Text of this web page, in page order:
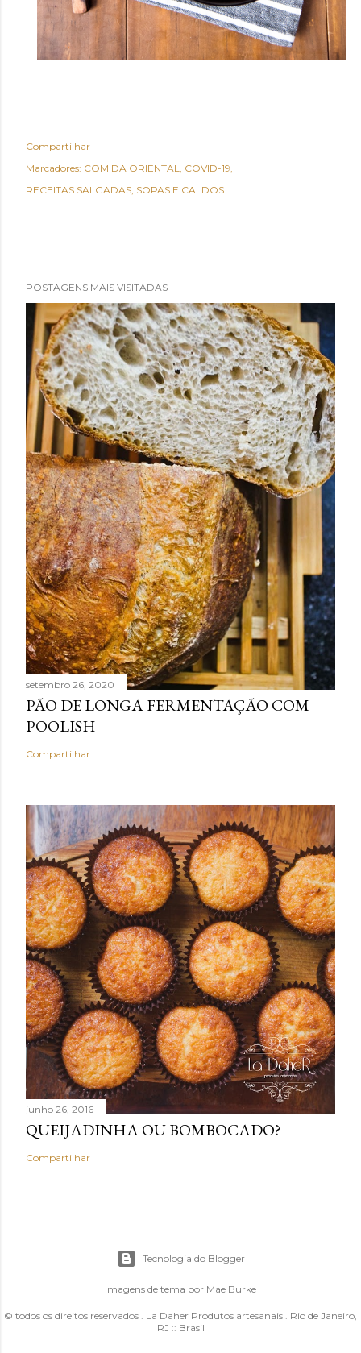
Compartilhar
Marcadores: COMIDA ORIENTAL COVID-19
RECEITAS SALGADAS SOPAS E CALDOS
POSTAGENS MAIS VISITADAS
setembro 26, 2020
PÃO DE LONGA FERMENTAÇÃO COM
POOLISH
Compartilhar
junho 26, 2016
QUEIJADINHA OU BOMBOCADO?
Compartilhar
Tecnologia do Blogger
Imagens de tema por Mae Burke
© todos os direitos reservados . La Daher Produtos artesanais . Rio de Janeiro,
RJ :: Brasil